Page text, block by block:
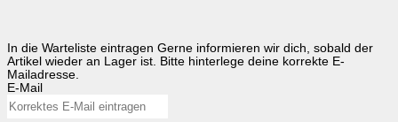
In die Warteliste eintragen Gerne informieren wir dich, sobald der
Artikel wieder an Lager ist. Bitte hinterlege deine korrekte E-
Mailadresse.
E-Mail